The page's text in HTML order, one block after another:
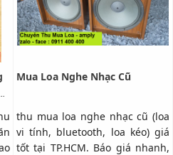
Mua Loa Nghe Nhạc Cũ
thu mua loa nghe nhạc cũ (loa
vi tính, bluetooth, loa kéo) giá
tốt tại TP.HCM. Báo giá nhanh,